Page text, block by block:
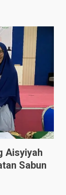
Aisyiyah
Sabun